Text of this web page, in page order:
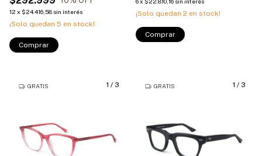
12 x $24.416,58 sin interés
¡Solo quedan 5 en stock!
Comprar
¡Solo quedan 2 en stock!
Comprar
1 / 3
GRATIS 1 / 3
GRATIS